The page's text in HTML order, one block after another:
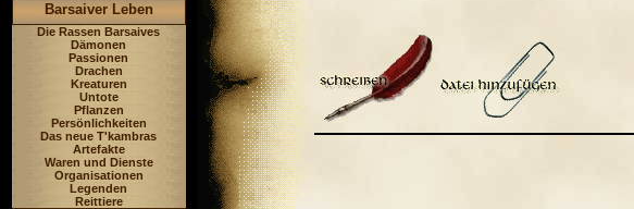
Barsaiver Leben
Die Rassen Barsaives
Dämonen
Passionen
Drachen
Kreaturen
Untote
Pflanzen
Persönlichkeiten
Das neue T'kambras
Artefakte
Waren und Dienste
Organisationen
Legenden
Reittiere